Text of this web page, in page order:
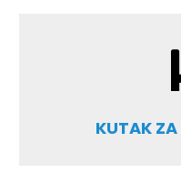
KUTAK